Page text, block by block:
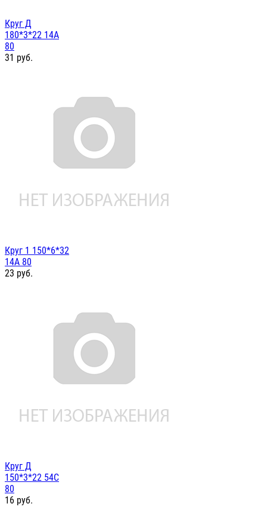
Круг Д
180*3*22 14А
80
31 руб.
Круг 1 150*6*32
14А 80
23 руб.
Круг Д
150*3*22 54С
80
16 руб.